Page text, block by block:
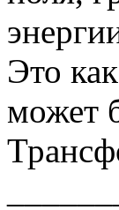
Это
может